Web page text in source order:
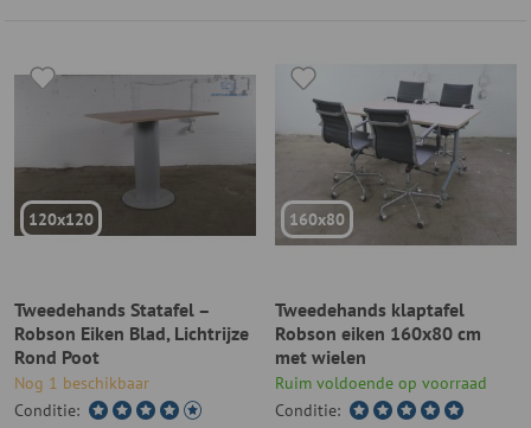
120x120
Tweedehands Statafel –
Robson Eiken Blad, Lichtrijze
Rond Poot
Nog 1 beschikbaar
Conditie:
160x80
Tweedehands klaptafel
Robson eiken 160x80 cm
met wielen
Ruim voldoende op voorraad
Conditie: